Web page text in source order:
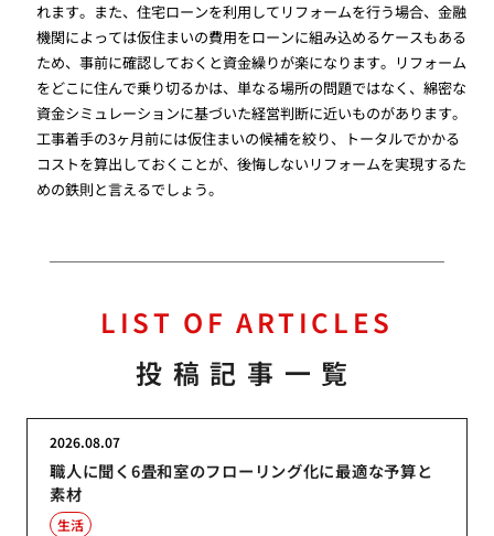
れます。また、住宅ローンを利用してリフォームを行う場合、金融
機関によっては仮住まいの費用をローンに組み込めるケースもある
ため、事前に確認しておくと資金繰りが楽になります。リフォーム
をどこに住んで乗り切るかは、単なる場所の問題ではなく、綿密な
資金シミュレーションに基づいた経営判断に近いものがあります。
工事着手の3ヶ月前には仮住まいの候補を絞り、トータルでかかる
コストを算出しておくことが、後悔しないリフォームを実現するた
めの鉄則と言えるでしょう。
LIST OF ARTICLES
投稿記事一覧
職人に聞く6畳和室のフローリング化に最適な予算と
素材
2026.08.07
生活